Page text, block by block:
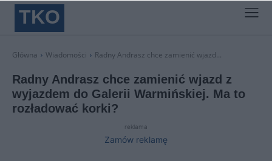
TKO
Główna Wiadomości Radny Andrasz chce zamienić wjazd...
Radny Andrasz chce zamienić wjazd z
wyjazdem do Galerii Warmińskiej. Ma to
rozładować korki?
reklama
Zamów reklamę